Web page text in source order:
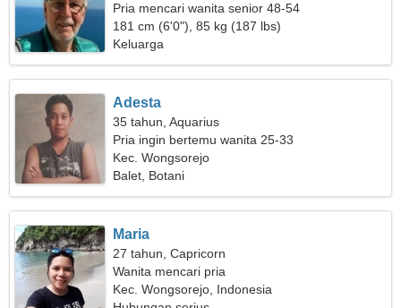
Pria mencari wanita senior 48-54
181 cm (6'0"), 85 kg (187 lbs)
Keluarga
Adesta
35 tahun, Aquarius
Pria ingin bertemu wanita 25-33
Kec. Wongsorejo
Balet, Botani
Maria
27 tahun, Capricorn
Wanita mencari pria
Kec. Wongsorejo, Indonesia